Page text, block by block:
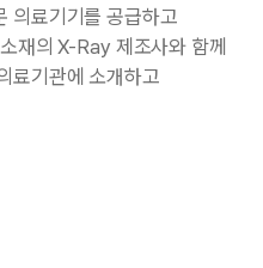
의료기기를 공급하고
재의 X-Ray 제조사와 함께
료기관에 소개하고